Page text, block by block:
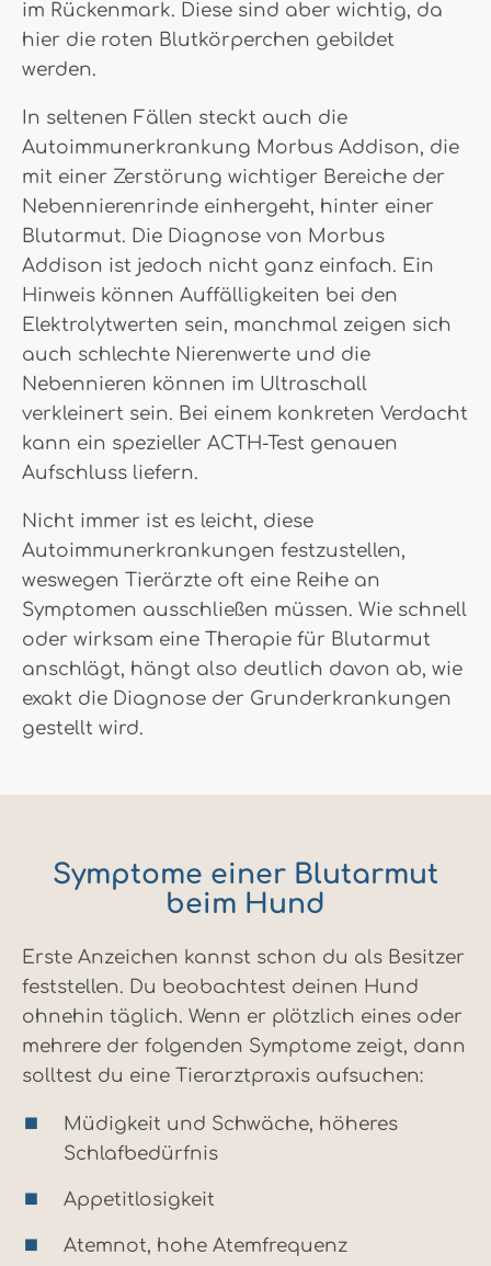
im Rückenmark. Diese sind aber wichtig, da
hier die roten Blutkörperchen gebildet
werden.
In seltenen Fällen steckt auch die
Autoimmunerkrankung Morbus Addison, die
mit einer Zerstörung wichtiger Bereiche der
Nebennierenrinde einhergeht, hinter einer
Blutarmut. Die Diagnose von Morbus
Addison ist jedoch nicht ganz einfach. Ein
Hinweis können Auffälligkeiten bei den
Elektrolytwerten sein, manchmal zeigen sich
auch schlechte Nierenwerte und die
Nebennieren können im Ultraschall
verkleinert sein. Bei einem konkreten Verdacht
kann ein spezieller ACTH-Test genauen
Aufschluss liefern.
Nicht immer ist es leicht, diese
Autoimmunerkrankungen festzustellen,
weswegen Tierärzte oft eine Reihe an
Symptomen ausschließen müssen. Wie schnell
oder wirksam eine Therapie für Blutarmut
anschlägt, hängt also deutlich davon ab, wie
exakt die Diagnose der Grunderkrankungen
gestellt wird.
Symptome einer Blutarmut
beim Hund
Erste Anzeichen kannst schon du als Besitzer
feststellen. Du beobachtest deinen Hund
ohnehin täglich. Wenn er plötzlich eines oder
mehrere der folgenden Symptome zeigt, dann
solltest du eine Tierarztpraxis aufsuchen:
Müdigkeit und Schwäche, höheres
Schlafbedürfnis
Appetitlosigkeit
Atemnot, hohe Atemfrequenz